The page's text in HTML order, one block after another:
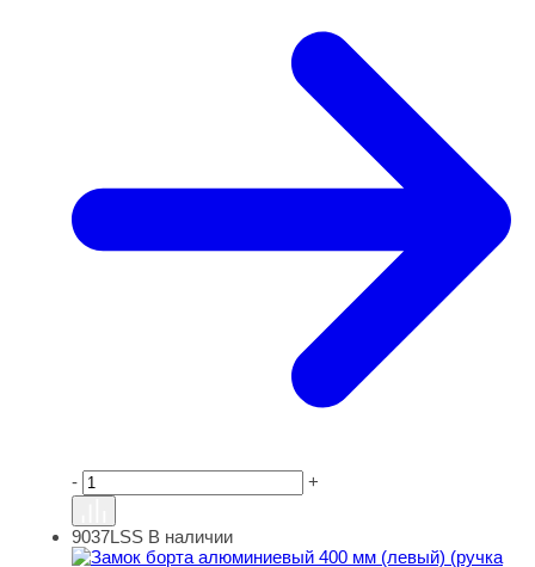
- +
Замок борта алюминиевый 400 мм (левый) (ручка
9037LSS В наличии